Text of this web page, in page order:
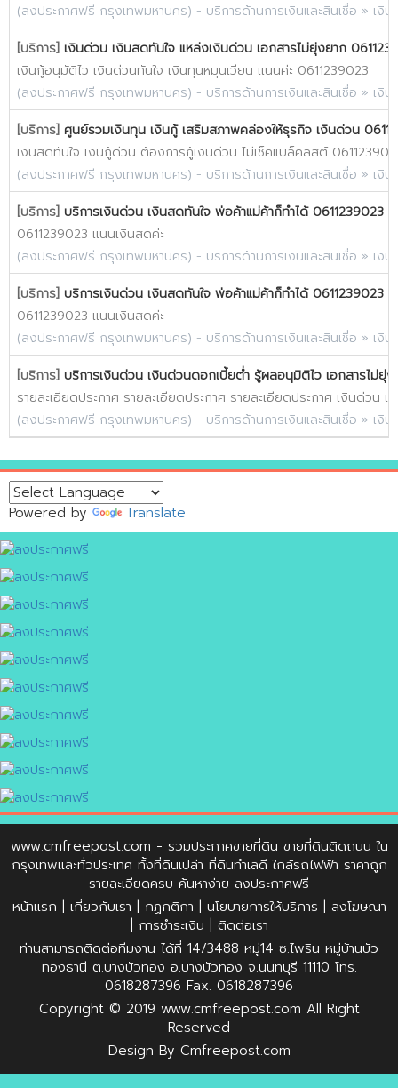
(ลงประกาศฟรี กรุงเทพมหานคร) - บริการด้านการเงินและสินเชื่อ » เงิ
[บริการ] เงินด่วน เงินสดทันใจ แหล่งเงินด่วน เอกสารไม่ยุ่งยาก
เงินกู้อนุมัติไว เงินด่วนทันใจ เงินทุนหมุนเวียน เเนนค่ะ 0611239023
(ลงประกาศฟรี กรุงเทพมหานคร) - บริการด้านการเงินและสินเชื่อ » เงิ
[บริการ] ศูนย์รวมเงินทุน เงินกู้ เสริมสภาพคล่องให้ธุรกิจ เงินด่วน
เงินสดทันใจ เงินกู้ด่วน ต้องการกู้เงินด่วน ไม่เช็คแบล็คลิสต์
(ลงประกาศฟรี กรุงเทพมหานคร) - บริการด้านการเงินและสินเชื่อ » เงิ
[บริการ] บริการเงินด่วน เงินสดทันใจ พ่อค้าแม่ค้าก็ทำได้ 0611239023 เ
0611239023 เเนนเงินสดค่ะ
(ลงประกาศฟรี กรุงเทพมหานคร) - บริการด้านการเงินและสินเชื่อ » เงิ
[บริการ] บริการเงินด่วน เงินสดทันใจ พ่อค้าแม่ค้าก็ทำได้ 0611239023
0611239023 เเนนเงินสดค่ะ
(ลงประกาศฟรี กรุงเทพมหานคร) - บริการด้านการเงินและสินเชื่อ » เงิ
[บริการ] บริการเงินด่วน เงินด่วนดอกเบี้ยต่ำ รู้ผลอนุมิติไว เอกสารไม่ยุ่
รายละเอียดประกาศ รายละเอียดประกาศ รายละเอียดประกาศ เงินด่ว
(ลงประกาศฟรี กรุงเทพมหานคร) - บริการด้านการเงินและสินเชื่อ » เงิ
Powered by Translate
www.cmfreepost.com - รวมประกาศขายที่ดิน ขายที่ดินติดถนน ใน
กรุงเทพและทั่วประเทศ ทั้งที่ดินเปล่า ที่ดินทำเลดี ใกล้รถไฟฟ้า ราคาถูก
รายละเอียดครบ ค้นหาง่าย ลงประกาศฟรี
หน้าแรก
เกี่ยวกับเรา กฏกติกา นโยบายการให้บริการ
ลงโฆษณา
การชำระเงิน
ติดต่อเรา
ท่านสามารถติดต่อทีมงาน ได้ที่ 14/3488 หมู่14 ซ.ไพริน หมู่บ้านบัว
ทองธานี ต.บางบัวทอง อ.บางบัวทอง จ.นนทบุรี 11110 โทร.
0618287396 Fax. 0618287396
Copyright © 2019 www.cmfreepost.com All Right
Reserved
Design By Cmfreepost.com